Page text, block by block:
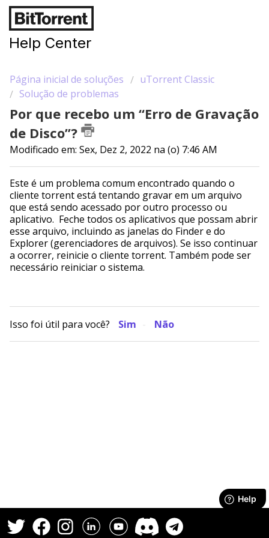
Help Center
Página inicial de soluções
uTorrent Classic
Solução de problemas
Por que recebo um “Erro de Gravação
de Disco”?
Modificado em: Sex, Dez 2, 2022 na (o) 7:46 AM
Este é um problema comum encontrado quando o
cliente torrent está tentando gravar em um arquivo
que está sendo acessado por outro processo ou
aplicativo. Feche todos os aplicativos que possam abrir
esse arquivo, incluindo as janelas do Finder e do
Explorer (gerenciadores de arquivos). Se isso continuar
a ocorrer, reinicie o cliente torrent. Também pode ser
necessário reiniciar o sistema.
Isso foi útil para você? Sim Não